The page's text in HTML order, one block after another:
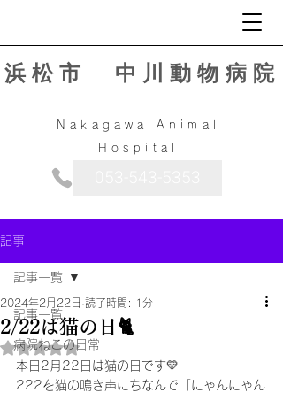
浜松市 中川動物病院
Nakagawa Animal
Hospital
記事
記事一覧
病院ねこの日常
記事一覧
2/22は猫の日🐈
2024年2月22日 読了時間: 1分
5つ星のうちNaNと評価されています。
本日2月22日は猫の日です💛
222を猫の鳴き声にちなんで「にゃんにゃん